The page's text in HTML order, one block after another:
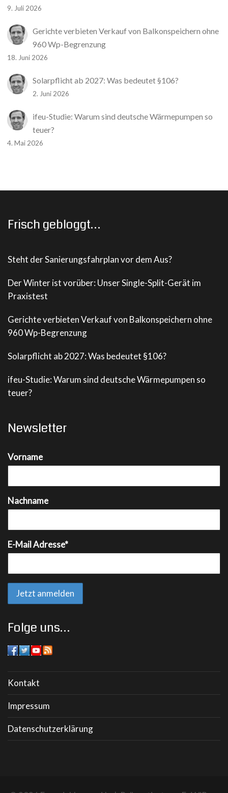
9. Juli 2026
Gerichte verbieten Verkauf von Balkonspeichern ohne
960 Wp-Begrenzung
18. Juni 2026
Solarpflicht ab 2027: Was bedeutet §106?
2. Juni 2026
ifeu-Studie: Warum sind deutsche Wärmepumpen so
teuer?
4. Mai 2026
Frisch gebloggt…
Steht der Sanierungsfahrplan vor dem Aus?
Der Winter ist vorüber: Unser Single-Split-Gerät im
Praxistest
Gerichte verbieten Verkauf von Balkonspeichern ohne
960 Wp-Begrenzung
Solarpflicht ab 2027: Was bedeutet §106?
ifeu-Studie: Warum sind deutsche Wärmepumpen so
teuer?
Newsletter
Vorname
Nachname
E-Mail Adresse*
Folge uns…
Kontakt
Impressum
Datenschutzerklärung